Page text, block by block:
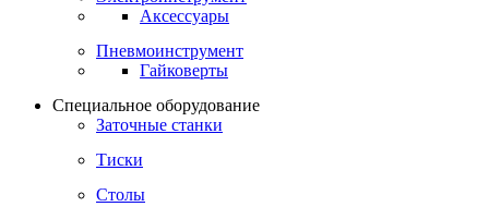
Аксессуары
Пневмоинструмент
Гайковерты
Специальное оборудование
Заточные станки
Тиски
Столы